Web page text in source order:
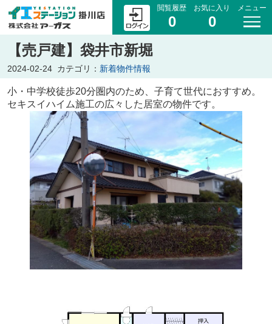
閲覧履歴
0
お気に入り
0
メニュー
【売戸建】袋井市新堀
2024-02-24 カテゴリ： 新着物件情報
小・中学校徒歩20分圏内のため、子育て世代におすすめ。
セキスイハイム施工の広々した居室の物件です。